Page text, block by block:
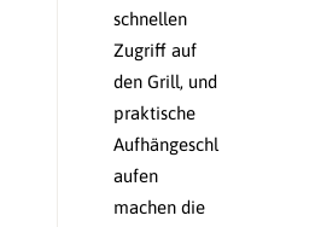
schnellen
Zugriff auf
den Grill, und
praktische
Aufhängeschl
aufen
machen die